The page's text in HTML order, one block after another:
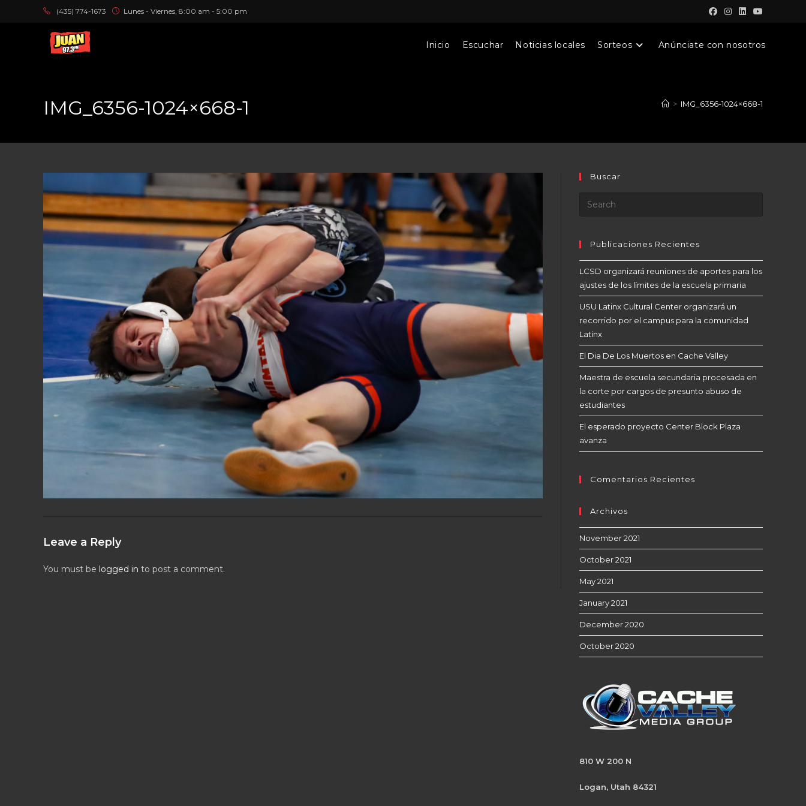
(435) 774-1673 Lunes - Viernes, 8:00 am - 5:00 pm
Inicio Escuchar Noticias locales Sorteos Anúnciate con nosotros
IMG_6356-1024×668-1 > IMG_6356-1024×668-1
Leave a Reply
You must be logged in to post a comment.
Buscar
Publicaciones Recientes
LCSD organizará reuniones de aportes para los
ajustes de los límites de la escuela primaria
USU Latinx Cultural Center organizará un
recorrido por el campus para la comunidad
Latinx
El Dia De Los Muertos en Cache Valley
Maestra de escuela secundaria procesada en
la corte por cargos de presunto abuso de
estudiantes
El esperado proyecto Center Block Plaza
avanza
Comentarios Recientes
Archivos
November 2021
October 2021
May 2021
January 2021
December 2020
October 2020
810 W 200 N
Logan, Utah 84321